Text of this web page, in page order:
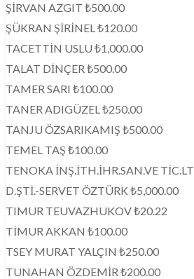
ŞİRVAN AZGIT ₺500.00
ŞÜKRAN ŞİRİNEL ₺120.00
TACETTİN USLU ₺1,000.00
TALAT DİNÇER ₺500.00
TAMER SARI ₺100.00
TANER ADIGÜZEL ₺250.00
TANJU ÖZSARIKAMIŞ ₺500.00
TEMEL TAŞ ₺100.00
TENOKA İNŞ.İTH.İHR.SAN.VE TİC.LT
D.ŞTİ.-SERVET ÖZTÜRK ₺5,000.00
TIMUR TEUVAZHUKOV ₺20.22
TİMUR AKKAN ₺100.00
TSEY MURAT YALÇIN ₺250.00
TUNAHAN ÖZDEMİR ₺200.00